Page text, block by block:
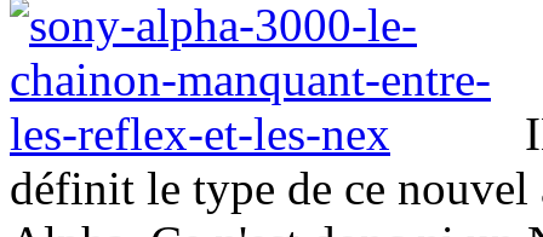
définit le type de ce